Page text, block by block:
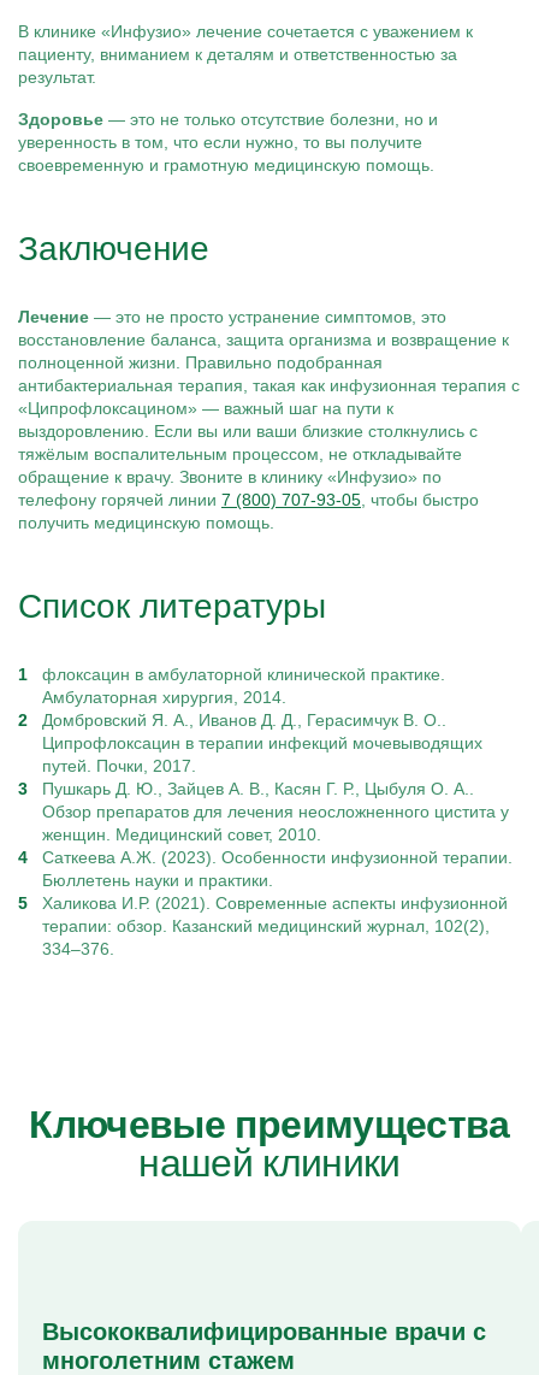
В клинике «Инфузио» лечение сочетается с уважением к
пациенту, вниманием к деталям и ответственностью за
результат.
Здоровье — это не только отсутствие болезни, но и
уверенность в том, что если нужно, то вы получите
своевременную и грамотную медицинскую помощь.
Заключение
Лечение — это не просто устранение симптомов, это
восстановление баланса, защита организма и возвращение к
полноценной жизни. Правильно подобранная
антибактериальная терапия, такая как инфузионная терапия с
«Ципрофлоксацином» — важный шаг на пути к
выздоровлению. Если вы или ваши близкие столкнулись с
тяжёлым воспалительным процессом, не откладывайте
обращение к врачу. Звоните в клинику «Инфузио» по
телефону горячей линии 7 (800) 707-93-05 , чтобы быстро
получить медицинскую помощь.
Список литературы
флоксацин в амбулаторной клинической практике.
Амбулаторная хирургия, 2014.
Домбровский Я. А., Иванов Д. Д., Герасимчук В. О..
Ципрофлоксацин в терапии инфекций мочевыводящих
путей. Почки, 2017.
Пушкарь Д. Ю., Зайцев А. В., Касян Г. Р., Цыбуля О. А..
Обзор препаратов для лечения неосложненного цистита у
женщин. Медицинский совет, 2010.
Саткеева А.Ж. (2023). Особенности инфузионной терапии.
Бюллетень науки и практики.
Халикова И.Р. (2021). Современные аспекты инфузионной
терапии: обзор. Казанский медицинский журнал, 102(2),
334–376.
Ключевые преимущества
нашей клиники
Высококвалифицированные врачи с
многолетним стажем